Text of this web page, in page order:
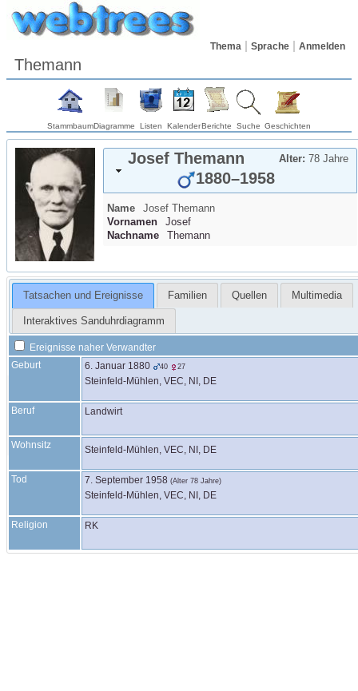
Thema Sprache Anmelden
Themann
StammbaumDiagramme Listen KalenderBerichte Suche Geschichten
Josef Themann Alter: 78 Jahre
1880–1958
Name Josef Themann
Vornamen
Josef
Nachname
Themann
Tatsachen und Ereignisse Familien Quellen Multimedia
Interaktives Sanduhrdiagramm
Ereignisse naher Verwandter
Geburt
6. Januar 1880 40 27
Steinfeld-Mühlen, VEC, NI, DE
Beruf Landwirt
Wohnsitz Steinfeld-Mühlen, VEC, NI, DE
Tod 7. September 1958 (Alter 78 Jahre)
Steinfeld-Mühlen, VEC, NI, DE
Religion RK